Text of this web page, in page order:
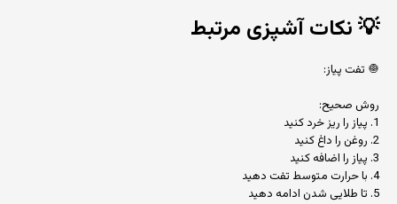
💡نکات آشپزی مرتبط
🧅 تفت پیاز:
روش صحیح:
1. پیاز را ریز خرد کنید
2. روغن را داغ کنید
3. پیاز را اضافه کنید
4. با حرارت متوسط تفت دهید
5. تا طلایی شدن ادامه دهید